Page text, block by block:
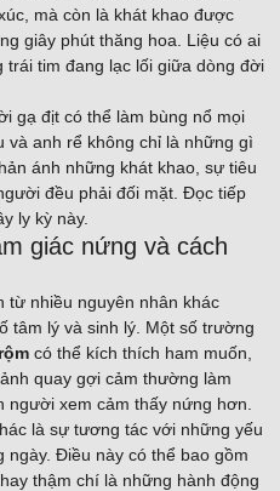
mà còn là khát khao được
giây phút thăng hoa. Liệu có ai
tim đang lạc lối giữa dòng đời
gạ địt có thể làm bùng nổ mọi
và anh rể không chỉ là những gì
ánh những khát khao, sự tiêu
đều phải đối mặt. Đọc tiếp
ly kỳ này.
giác nứng và cách
từ nhiều nguyên nhân khác
tâm lý và sinh lý. Một số trường
có thể kích thích ham muốn,
quay gợi cảm thường làm
xem cảm thấy nứng hơn.
là sự tương tác với những yếu
ngày. Điều này có thể bao gồm
thậm chí là những hành động